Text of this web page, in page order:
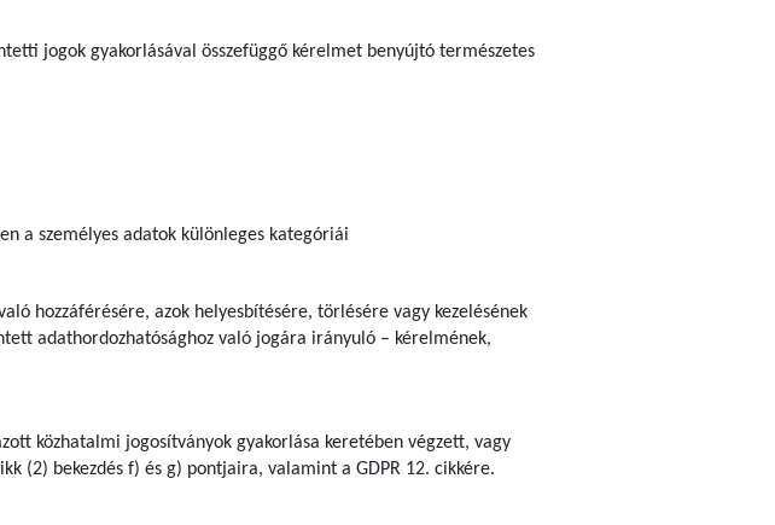
jogok gyakorlásával összefüggő kérelmet benyújtó természetes
a személyes adatok különleges kategóriái
hozzáférésére, azok helyesbítésére, törlésére vagy kezelésének
adathordozhatósághoz való jogára irányuló – kérelmének,
közhatalmi jogosítványok gyakorlása keretében végzett, vagy
(2) bekezdés f) és g) pontjaira, valamint a GDPR 12. cikkére.